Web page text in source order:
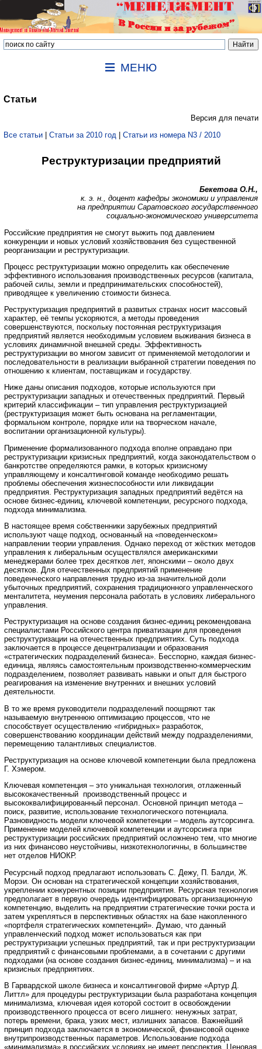
МЕНЮ
Статьи
Версия для печати
Все статьи | Статьи за 2010 год | Статьи из номера N3 / 2010
Реструктуризации предприятий
Бекетова О.Н.,
к. э. н., доцент кафедры экономики и управления
на предприятии Саратовского государственного
социально-экономического университета
Российские предприятия не смогут выжить под давлением
конкуренции и новых условий хозяйствования без существенной
реорганизации и реструктуризации.
Процесс реструктуризации можно определить как обеспечение
эффективного использования производственных ресурсов (капитала,
рабочей силы, земли и предпринимательских способностей),
приводящее к увеличению стоимости бизнеса.
Реструктуризация предприятий в развитых странах носит массовый
характер, её темпы ускоряются, а методы проведения
совершенствуются, поскольку постоянная реструктуризация
предприятий является необходимым условием выживания бизнеса в
условиях динамичной внешней среды. Эффективность
реструктуризации во многом зависит от применяемой методологии и
последовательности в реализации выбранной стратегии поведения по
отношению к клиентам, поставщикам и государству.
Ниже даны описания подходов, которые используются при
реструктуризации западных и отечественных предприятий. Первый
критерий классификации – тип управления реструктуризацией
(реструктуризация может быть основана на регламентации,
формальном контроле, порядке или на творческом начале,
воспитании организационной культуры).
Применение формализованного подхода вполне оправдано при
реструктуризации кризисных предприятий, когда законодательством о
банкротстве определяются рамки, в которых кризисному
управляющему и консалтинговой команде необходимо решать
проблемы обеспечения жизнеспособности или ликвидации
предприятия. Реструктуризация западных предприятий ведётся на
основе бизнес-единиц, ключевой компетенции, ресурсного подхода,
подхода минимализма.
В настоящее время собственники зарубежных предприятий
используют чаще подход, основанный на «поведенческом»
направлении теории управления. Однако переход от жёстких методов
управления к либеральным осуществлялся американскими
менеджерами более трех десятков лет, японскими – около двух
десятков. Для отечественных предприятий применение
поведенческого направления трудно из-за значительной доли
убыточных предприятий, сохранения традиционного управленческого
менталитета, неумения персонала работать в условиях либерального
управления.
Реструктуризация на основе создания бизнес-единиц рекомендована
специалистами Российского центра приватизации для проведения
реструктуризации на отечественных предприятиях. Суть подхода
заключается в процессе децентрализации и образования
«стратегических подразделений бизнеса». Бесспорно, каждая бизнес-
единица, являясь самостоятельным производственно-коммерческим
подразделением, позволяет развивать навыки и опыт для быстрого
реагирования на изменение внутренних и внешних условий
деятельности.
В то же время руководители подразделений поощряют так
называемую внутреннюю оптимизацию процессов, что не
способствует осуществлению «гибридных» разработок,
совершенствованию координации действий между подразделениями,
перемещению талантливых специалистов.
Реструктуризация на основе ключевой компетенции была предложена
Г. Хэмером.
Ключевая компетенция – это уникальная технология, отлаженный
высококачественный производственный процесс и
высококвалифицированный персонал. Основной принцип метода –
поиск, развитие, использование технологического потенциала.
Разновидность модели ключевой компетенции – модель аутсорсинга.
Применение моделей ключевой компетенции и аутсорсинга при
реструктуризации российских предприятий осложнено тем, что многие
из них финансово неустойчивы, низкотехнологичны, в большинстве
нет отделов НИОКР.
Ресурсный подход предлагают использовать С. Дежу, П. Балди, Ж.
Морэи. Он основан на стратегической концепции хозяйствования,
укреплении конкурентных позиции предприятия. Ресурсная технология
предполагает в первую очередь идентифицировать организационную
компетенцию, выделить на предприятии стратегические точки роста и
затем укрепляться в перспективных областях на базе накопленного
«портфеля стратегических компетенций». Думаю, что данный
управленческий подход может использоваться как при
реструктуризации успешных предприятий, так и при реструктуризации
предприятий с финансовыми проблемами, а в сочетании с другими
подходами (на основе создания бизнес-единиц, минимализма) – и на
кризисных предприятиях.
В Гарвардской школе бизнеса и консалтинговой фирме «Артур Д.
Литтл» для процедуры реструктуризации была разработана концепция
минимализма, ключевая идея которой состоит в освобождении
производственного процесса от всего лишнего: ненужных затрат,
потерь времени, брака, узких мест, излишних запасов. Важнейший
принцип подхода заключается в экономической, финансовой оценке
внутрипроизводственных параметров. Использование подхода
«минимализма» в российских условиях не имеет перспектив. Ценовая